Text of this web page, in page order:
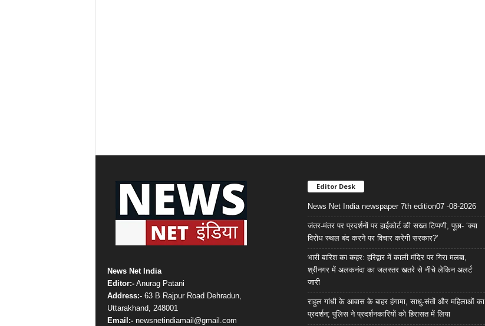
News Net India
Editor:-Anurag Patani
Address:-63 B Rajpur Road Dehradun,
Uttarakhand, 248001
Email:-newsnetindiamail@gmail.com
Editor Desk
News Net India newspaper 7th edition07 -08-2026
जंतर-मंतर पर प्रदर्शनों पर हाईकोर्ट की सख्त टिप्पणी, पूछा- ‘क्या
विरोध स्थल बंद करने पर विचार करेगी सरकार?’
भारी बारिश का कहर: हरिद्वार में काली मंदिर पर गिरा मलबा,
श्रीनगर में अलकनंदा का जलस्तर खतरे से नीचे लेकिन अलर्ट
जारी
राहुल गांधी के आवास के बाहर हंगामा, साधु-संतों और महिलाओं का
प्रदर्शन; पुलिस ने प्रदर्शनकारियों को हिरासत में लिया